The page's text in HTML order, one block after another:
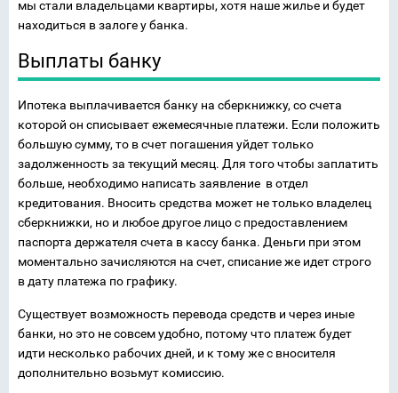
мы стали владельцами квартиры, хотя наше жилье и будет
находиться в залоге у банка.
Выплаты банку
Ипотека выплачивается банку на сберкнижку, со счета
которой он списывает ежемесячные платежи. Если положить
большую сумму, то в счет погашения уйдет только
задолженность за текущий месяц. Для того чтобы заплатить
больше, необходимо написать заявление в отдел
кредитования. Вносить средства может не только владелец
сберкнижки, но и любое другое лицо с предоставлением
паспорта держателя счета в кассу банка. Деньги при этом
моментально зачисляются на счет, списание же идет строго
в дату платежа по графику.
Существует возможность перевода средств и через иные
банки, но это не совсем удобно, потому что платеж будет
идти несколько рабочих дней, и к тому же с вносителя
дополнительно возьмут комиссию.